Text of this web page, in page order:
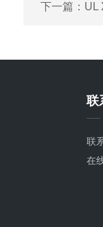
下一篇： UL
联
联
在